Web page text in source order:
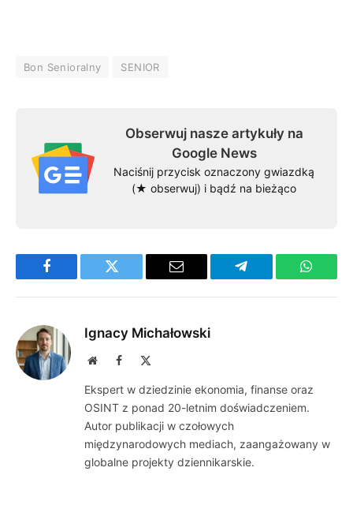
Bon Senioralny SENIOR
Obserwuj nasze artykuły na
Google News
Naciśnij przycisk oznaczony gwiazdką
(★ obserwuj) i bądź na bieżąco
Facebook Twitter Email Telegram
Ignacy Michałowski
WebsiteFacebook
Ekspert w dziedzinie ekonomia, finanse oraz
OSINT z ponad 20-letnim doświadczeniem.
Autor publikacji w czołowych
międzynarodowych mediach, zaangażowany w
globalne projekty dziennikarskie.